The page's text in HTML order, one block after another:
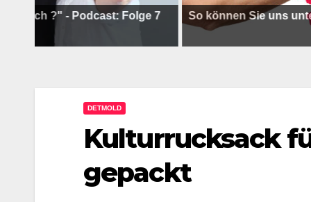
?" - Podcast: Folge 7 So können Sie uns
DETMOLD
Kulturrucksack
gepackt